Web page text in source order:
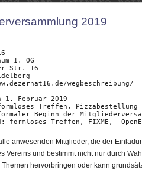
2019
1. Februar 2019
formloses Treffen, FIXME,
anwesenden Mitglieder, die der
Vereins und bestimmt nicht nur durch
hervorbringen oder kann